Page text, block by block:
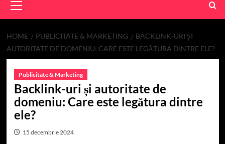
Menu
HOME PUBLICITATE & MARKETING
BACKLINK-URI ȘI
AUTORITATE DE DOMENIU: CARE ESTE LEGĂTURA DINTRE ELE?
Publicitate & Marketing
Backlink-uri și autoritate de
domeniu: Care este legătura dintre
ele?
15 decembrie 2024